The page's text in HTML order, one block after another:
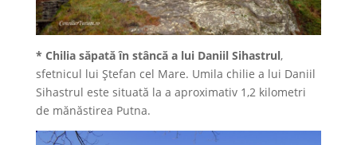
* Chilia săpată în stâncă a lui Daniil Sihastrul,
sfetnicul lui Ştefan cel Mare. Umila chilie a lui Daniil
Sihastrul este situată la a aproximativ 1,2 kilometri
de mănăstirea Putna.